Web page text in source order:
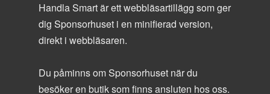
Handla Smart är ett webbläsartillägg som ger
dig Sponsorhuset i en minifierad version,
direkt i webbläsaren.
Du påminns om Sponsorhuset när du
besöker en butik som finns ansluten hos oss.